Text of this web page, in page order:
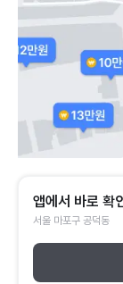
앱에서 바로 확
서울 마포구 공덕동